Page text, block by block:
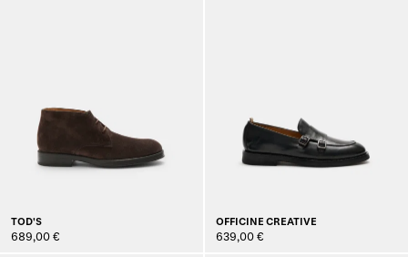
TOD'S
689,00 €
OFFICINE CREATIVE
639,00 €